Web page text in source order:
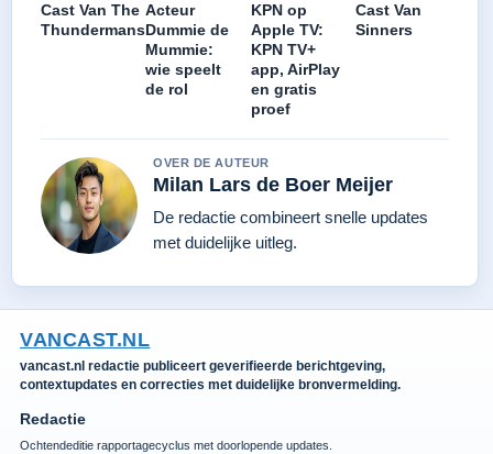
Cast Van The
Thundermans
Acteur
Dummie de
Mummie:
wie speelt
de rol
KPN op
Apple TV:
KPN TV+
app, AirPlay
en gratis
proef
Cast Van
Sinners
OVER DE AUTEUR
Milan Lars de Boer Meijer
De redactie combineert snelle updates
met duidelijke uitleg.
VANCAST.NL
vancast.nl redactie publiceert geverifieerde berichtgeving,
contextupdates en correcties met duidelijke bronvermelding.
Redactie
Ochtendeditie rapportagecyclus met doorlopende updates.